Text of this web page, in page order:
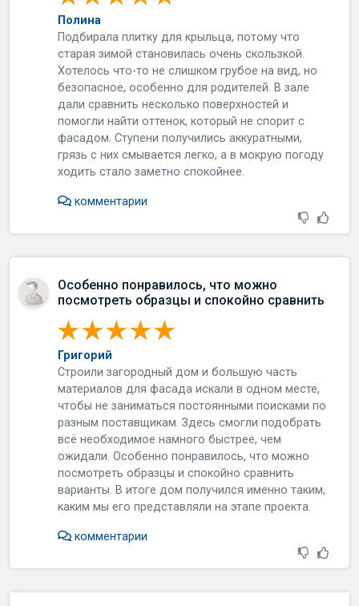
Полина
Подбирала плитку для крыльца, потому что
старая зимой становилась очень скользкой.
Хотелось что-то не слишком грубое на вид, но
безопасное, особенно для родителей. В зале
дали сравнить несколько поверхностей и
помогли найти оттенок, который не спорит с
фасадом. Ступени получились аккуратными,
грязь с них смывается легко, а в мокрую погоду
ходить стало заметно спокойнее.
комментарии
Особенно понравилось, что можно
посмотреть образцы и спокойно сравнить
Григорий
Строили загородный дом и большую часть
материалов для фасада искали в одном месте,
чтобы не заниматься постоянными поисками по
разным поставщикам. Здесь смогли подобрать
всё необходимое намного быстрее, чем
ожидали. Особенно понравилось, что можно
посмотреть образцы и спокойно сравнить
варианты. В итоге дом получился именно таким,
каким мы его представляли на этапе проекта.
комментарии